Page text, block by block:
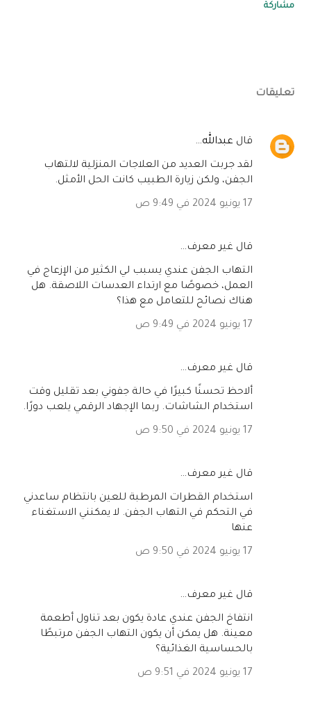
مشاركة
تعليقات
‏قال عبدالله…
لقد جربت العديد من العلاجات المنزلية لالتهاب
الجفن، ولكن زيارة الطبيب كانت الحل الأمثل.
17 يونيو 2024 في 9:49 ص
‏قال غير معرف…
التهاب الجفن عندي يسبب لي الكثير من الإزعاج في
العمل، خصوصًا مع ارتداء العدسات اللاصقة. هل
هناك نصائح للتعامل مع هذا؟
17 يونيو 2024 في 9:49 ص
‏قال غير معرف…
ألاحظ تحسنًا كبيرًا في حالة جفوني بعد تقليل وقت
استخدام الشاشات. ربما الإجهاد الرقمي يلعب دورًا.
17 يونيو 2024 في 9:50 ص
‏قال غير معرف…
استخدام القطرات المرطبة للعين بانتظام ساعدني
في التحكم في التهاب الجفن. لا يمكنني الاستغناء
عنها
17 يونيو 2024 في 9:50 ص
‏قال غير معرف…
انتفاخ الجفن عندي عادة يكون بعد تناول أطعمة
معينة. هل يمكن أن يكون التهاب الجفن مرتبطًا
بالحساسية الغذائية؟
17 يونيو 2024 في 9:51 ص